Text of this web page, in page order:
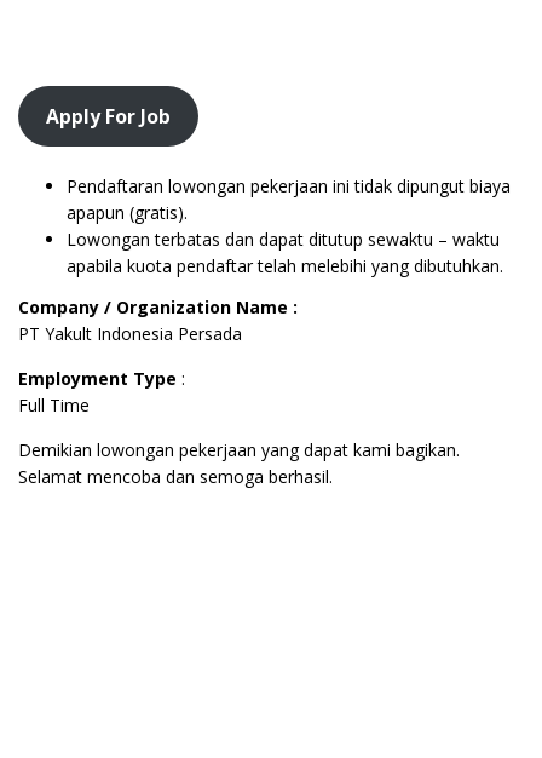
Apply For Job
Pendaftaran lowongan pekerjaan ini tidak dipungut biaya
apapun (gratis).
Lowongan terbatas dan dapat ditutup sewaktu – waktu
apabila kuota pendaftar telah melebihi yang dibutuhkan.
Company / Organization Name :
PT Yakult Indonesia Persada
Employment Type :
Full Time
Demikian lowongan pekerjaan yang dapat kami bagikan.
Selamat mencoba dan semoga berhasil.